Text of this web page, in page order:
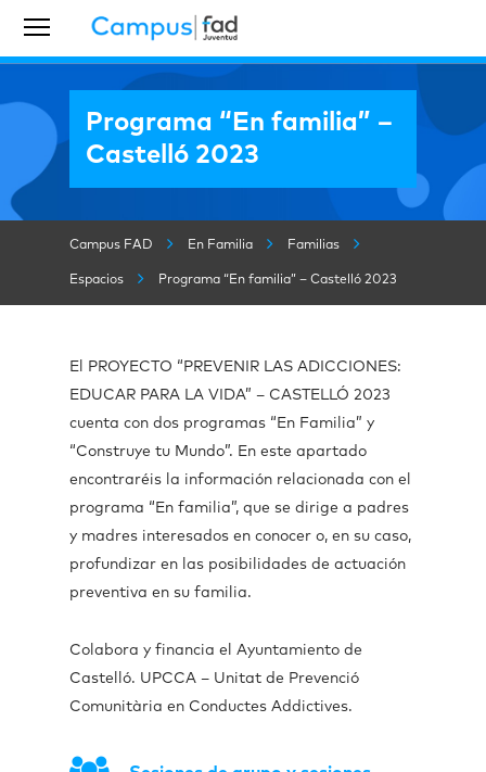
Programa “En familia” –
Castelló 2023
Campus FAD En Familia Familias
Espacios Programa “En familia” – Castelló 2023
El PROYECTO “PREVENIR LAS ADICCIONES:
EDUCAR PARA LA VIDA” – CASTELLÓ 2023
cuenta con dos programas “En Familia” y
“Construye tu Mundo”. En este apartado
encontraréis la información relacionada con el
programa “En familia”, que se dirige a padres
y madres interesados en conocer o, en su caso,
profundizar en las posibilidades de actuación
preventiva en su familia.
Colabora y financia el Ayuntamiento de
Castelló. UPCCA – Unitat de Prevenció
Comunitària en Conductes Addictives.